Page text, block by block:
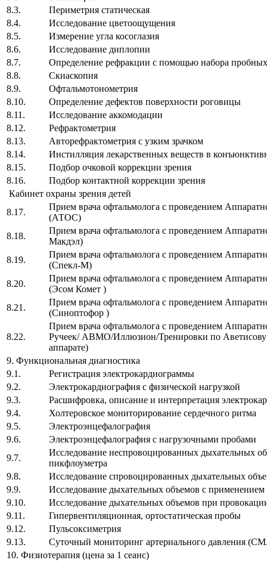
8.3.
Периметрия статическая
8.4.
Исследование цветоощущения
8.5.
Измерение угла косоглазия
8.6.
Исследование диплопии
8.7.
Определение рефракции с помощью набора
8.8.
Скиаскопия
8.9.
Офтальмотонометрия
8.10.
Определение дефектов поверхности
8.11.
Исследование аккомодации
8.12.
Рефрактометрия
8.13.
Авторефрактометрия с узким зрачком
8.14.
Инстилляция лекарственных веществ в
8.15.
Подбор очковой коррекции зрения
8.16.
Подбор контактной коррекции зрения
Кабинет охраны зрения детей
8.17.
Прием врача офтальмолога с проведением
(АТОС)
8.18.
Прием врача офтальмолога с проведением
Макдэл)
8.19.
Прием врача офтальмолога с проведением
(Спекл-М)
8.20.
Прием врача офтальмолога с проведением
(Эсом Комет )
8.21.
Прием врача офтальмолога с проведением
(Синоптофор )
8.22.
Прием врача офтальмолога с проведением
Ручеек/ АВМО/Иллюзион/Тренировки по
аппарате)
9. Функциональная диагностика
9.1.
Регистрация электрокардиограммы
9.2.
Электрокардиография с физической нагрузкой
9.3.
Расшифровка, описание и интерпретация
9.4.
Холтеровское мониторирование сердечного ритма
9.5.
Электроэнцефалография
9.6.
Электроэнцефалография с нагрузочными
9.7.
Исследование неспровоцированных дыхательных
пикфлоуметра
9.8.
Исследование спровоцированных дыхательных
9.9.
Исследование дыхательных объемов с применением
9.10.
Исследование дыхательных объемов при
9.11.
Гипервентиляционная, ортостатическая пробы
9.12.
Пульсоксиметрия
9.13.
Суточный мониторинг артериального давления
10. Физиотерапия (цена за 1 сеанс)